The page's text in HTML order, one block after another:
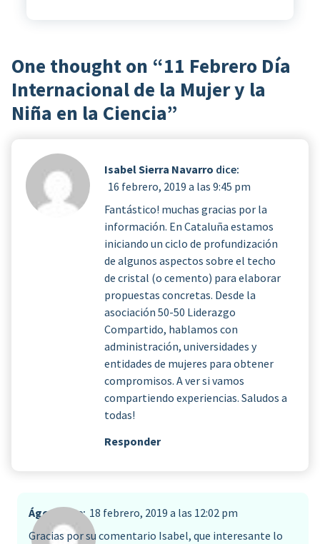
One thought on “11 Febrero Día
Internacional de la Mujer y la
Niña en la Ciencia”
Isabel Sierra Navarro dice:
16 febrero, 2019 a las 9:45 pm
Fantástico! muchas gracias por la
información. En Cataluña estamos
iniciando un ciclo de profundización
de algunos aspectos sobre el techo
de cristal (o cemento) para elaborar
propuestas concretas. Desde la
asociación 50-50 Liderazgo
Compartido, hablamos con
administración, universidades y
entidades de mujeres para obtener
compromisos. A ver si vamos
compartiendo experiencias. Saludos a
todas!
Responder
Ágora dice: 18 febrero, 2019 a las 12:02 pm
Gracias por su comentario Isabel, que interesante lo